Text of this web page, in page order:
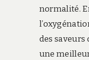
normalité.
des saveurs
une